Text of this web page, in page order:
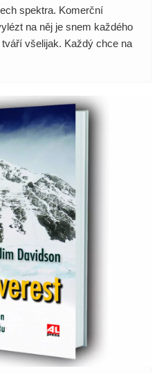
spektra. Komerční
na něj je snem každého
všelijak. Každý chce na